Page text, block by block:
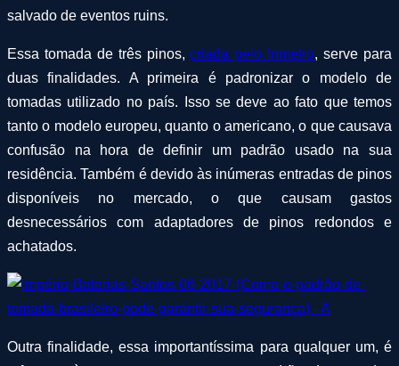
salvado de eventos ruins.
Essa tomada de três pinos,criada pelo Inmetro, serve para
duas finalidades. A primeira é padronizar o modelo de
tomadas utilizado no país. Isso se deve ao fato que temos
tanto o modelo europeu, quanto o americano, o que causava
confusão na hora de definir um padrão usado na sua
residência. Também é devido às inúmeras entradas de pinos
disponíveis no mercado, o que causam gastos
desnecessários com adaptadores de pinos redondos e
achatados.
Outra finalidade, essa importantíssima para qualquer um, é